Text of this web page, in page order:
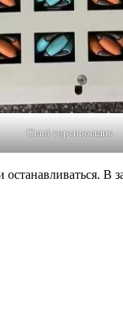
Omni сортировщик
В